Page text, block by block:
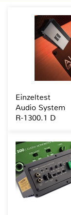
Einzeltest
Audio System
R-1300.1 D